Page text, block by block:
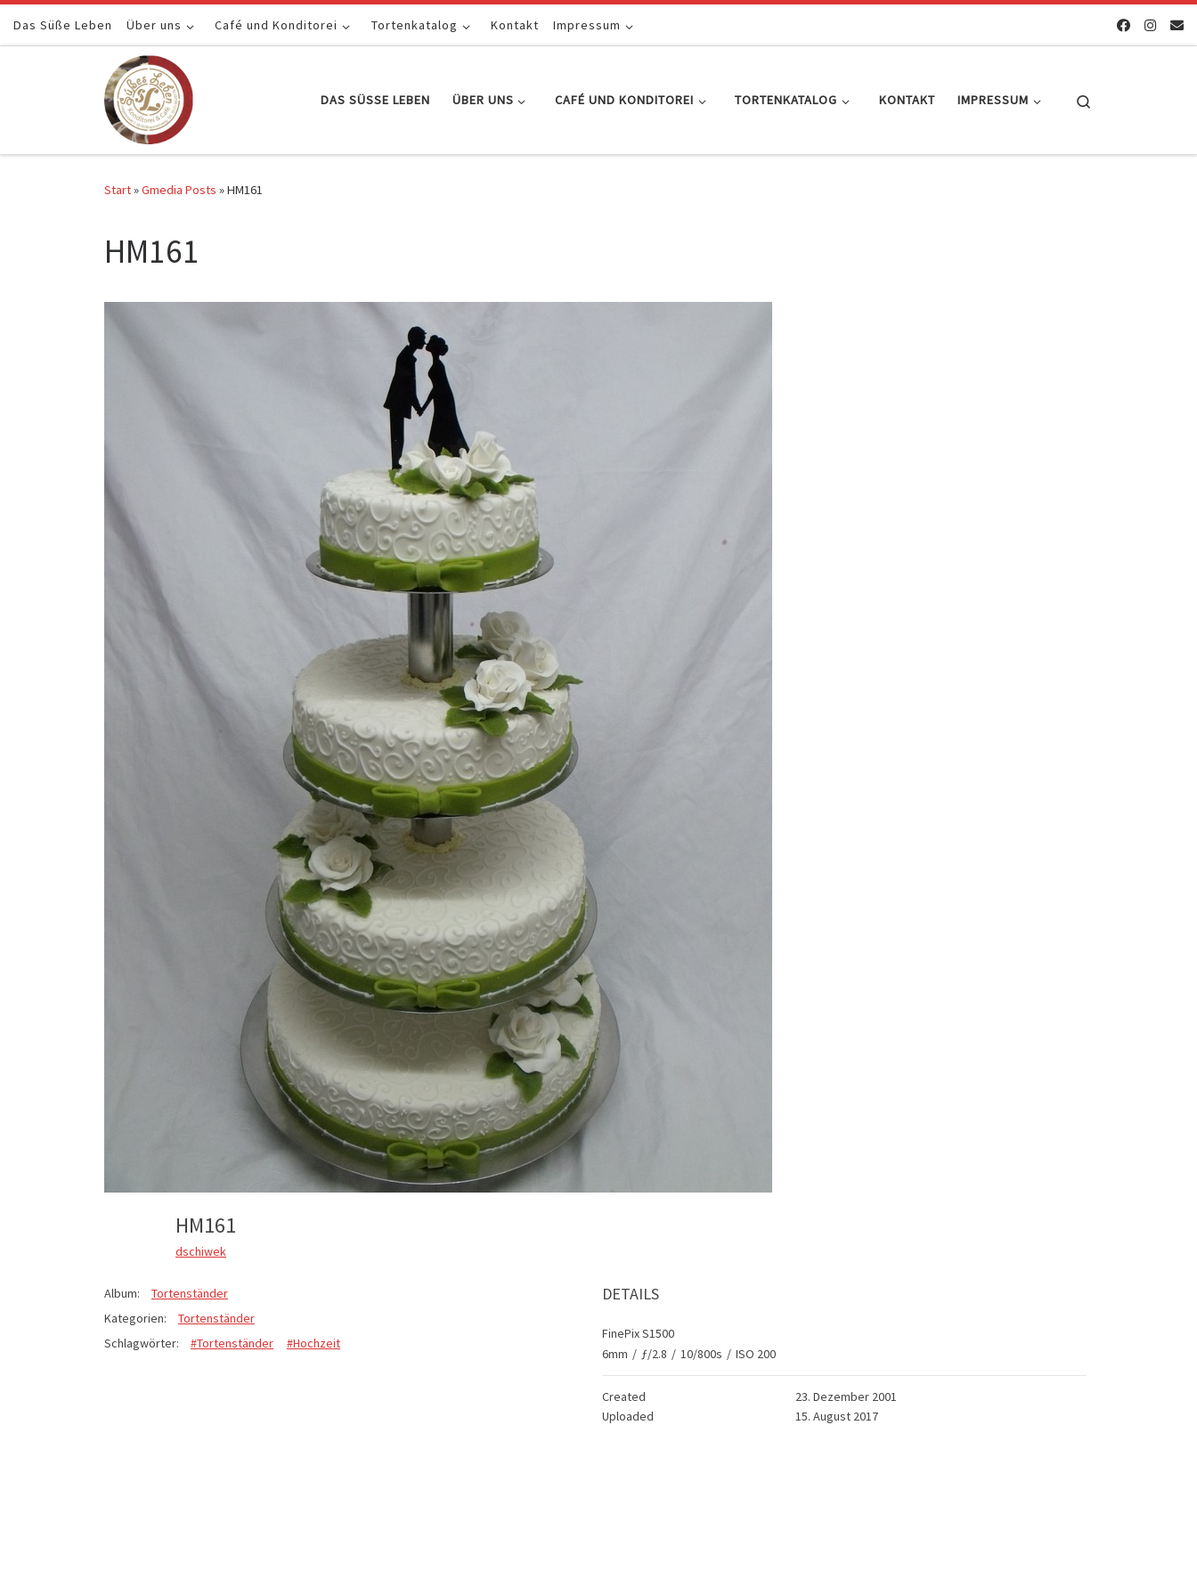
Zum Inhalt springen
Das Süße Leben Über uns Café und Konditorei Tortenkatalog Kontakt Impressum
DAS SÜSSE LEBEN ÜBER UNS CAFÉ UND KONDITOREI TORTENKATALOG KONTAKT IMPRESSUM
Start»Gmedia Posts »HM161
HM161
HM161
dschiwek
Album:
Tortenständer
Kategorien:
Tortenständer
Schlagwörter:
#Tortenständer #Hochzeit
DETAILS
FinePix S1500
6mm / ƒ/2.8 / 10/800s / ISO 200
Created
23. Dezember 2001
Uploaded
15. August 2017